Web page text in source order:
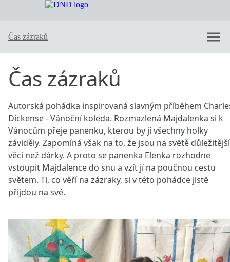
Dobře naladěné divadlo
Nabízené pohádky
Princezna Čokoláda
Trable vodníka Toníka
Čas zázraků
Co zaseješ, to sklidíš
Jak si Cizopaska s Bacilkou už ani neškrtly
Hejkal Hugo
Inscenace “V dešti“
O divadle
Kde hrajeme
Napsali o nás
Kontaktujte nás
Čas zázraků
Autorská pohádka inspirovaná slavným příběhem
Dickense - Vánoční koleda. Rozmazlená Majdalenka si k
Vánocům přeje panenku, kterou by jí všechny holky
záviděly. Zapomíná však na to, že jsou na světě důležitější
věci než dárky. A proto se panenka Elenka rozhodne
vstoupit Majdalence do snu a vzít jí na poučnou cestu
světem. Ti, co věří na zázraky, si v této pohádce jistě
přijdou na své.